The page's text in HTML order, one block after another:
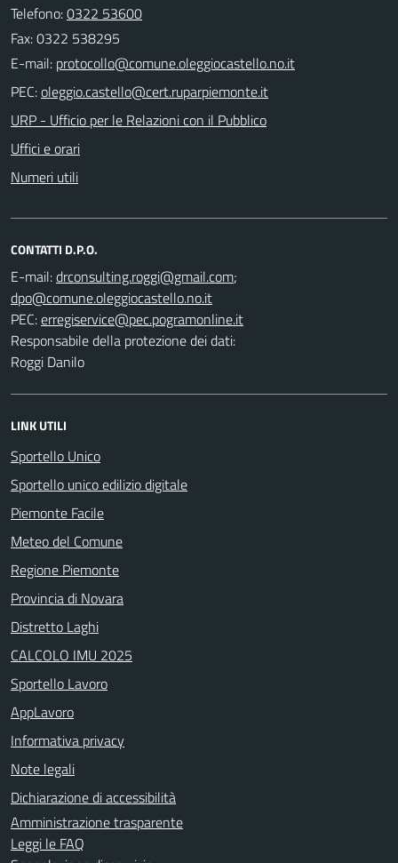
Telefono:0322 53600
Fax: 0322 538295
E-mail:
PEC:
URP - Ufficio per le Relazioni con il Pubblico
Uffici e orari
Numeri utili
CONTATTI D.P.O.
E-mail:
;
PEC:
Responsabile della protezione dei dati:
Roggi Danilo
LINK UTILI
Sportello Unico
Sportello unico edilizio digitale
Piemonte Facile
Meteo del Comune
Regione Piemonte
Provincia di Novara
Distretto Laghi
CALCOLO IMU 2025
Sportello Lavoro
AppLavoro
Informativa privacy
Note legali
Dichiarazione di accessibilità
Amministrazione trasparente
Leggi le FAQ